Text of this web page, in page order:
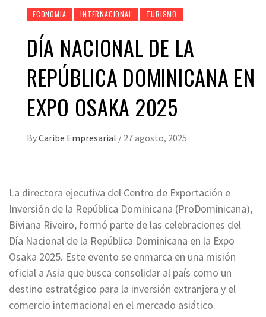
ECONOMIA INTERNACIONAL TURISMO
DÍA NACIONAL DE LA
REPÚBLICA DOMINICANA EN
EXPO OSAKA 2025
ByCaribe Empresarial / 27 agosto, 2025
La directora ejecutiva del Centro de Exportación e
Inversión de la República Dominicana (ProDominicana),
Biviana Riveiro, formó parte de las celebraciones del
Día Nacional de la República Dominicana en la Expo
Osaka 2025. Este evento se enmarca en una misión
oficial a Asia que busca consolidar al país como un
destino estratégico para la inversión extranjera y el
comercio internacional en el mercado asiático.